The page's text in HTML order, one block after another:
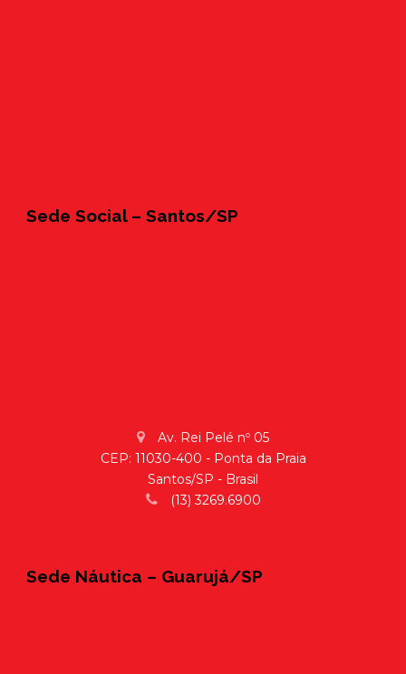
Sede Social – Santos/SP
Av. Rei Pelé nº 05
CEP: 11030-400 - Ponta da Praia
Santos/SP - Brasil
(13) 3269.6900
Sede Náutica – Guarujá/SP